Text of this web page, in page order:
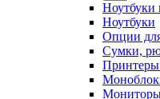
Ноутбуки
Ноутбуки
Опции
Сумки,